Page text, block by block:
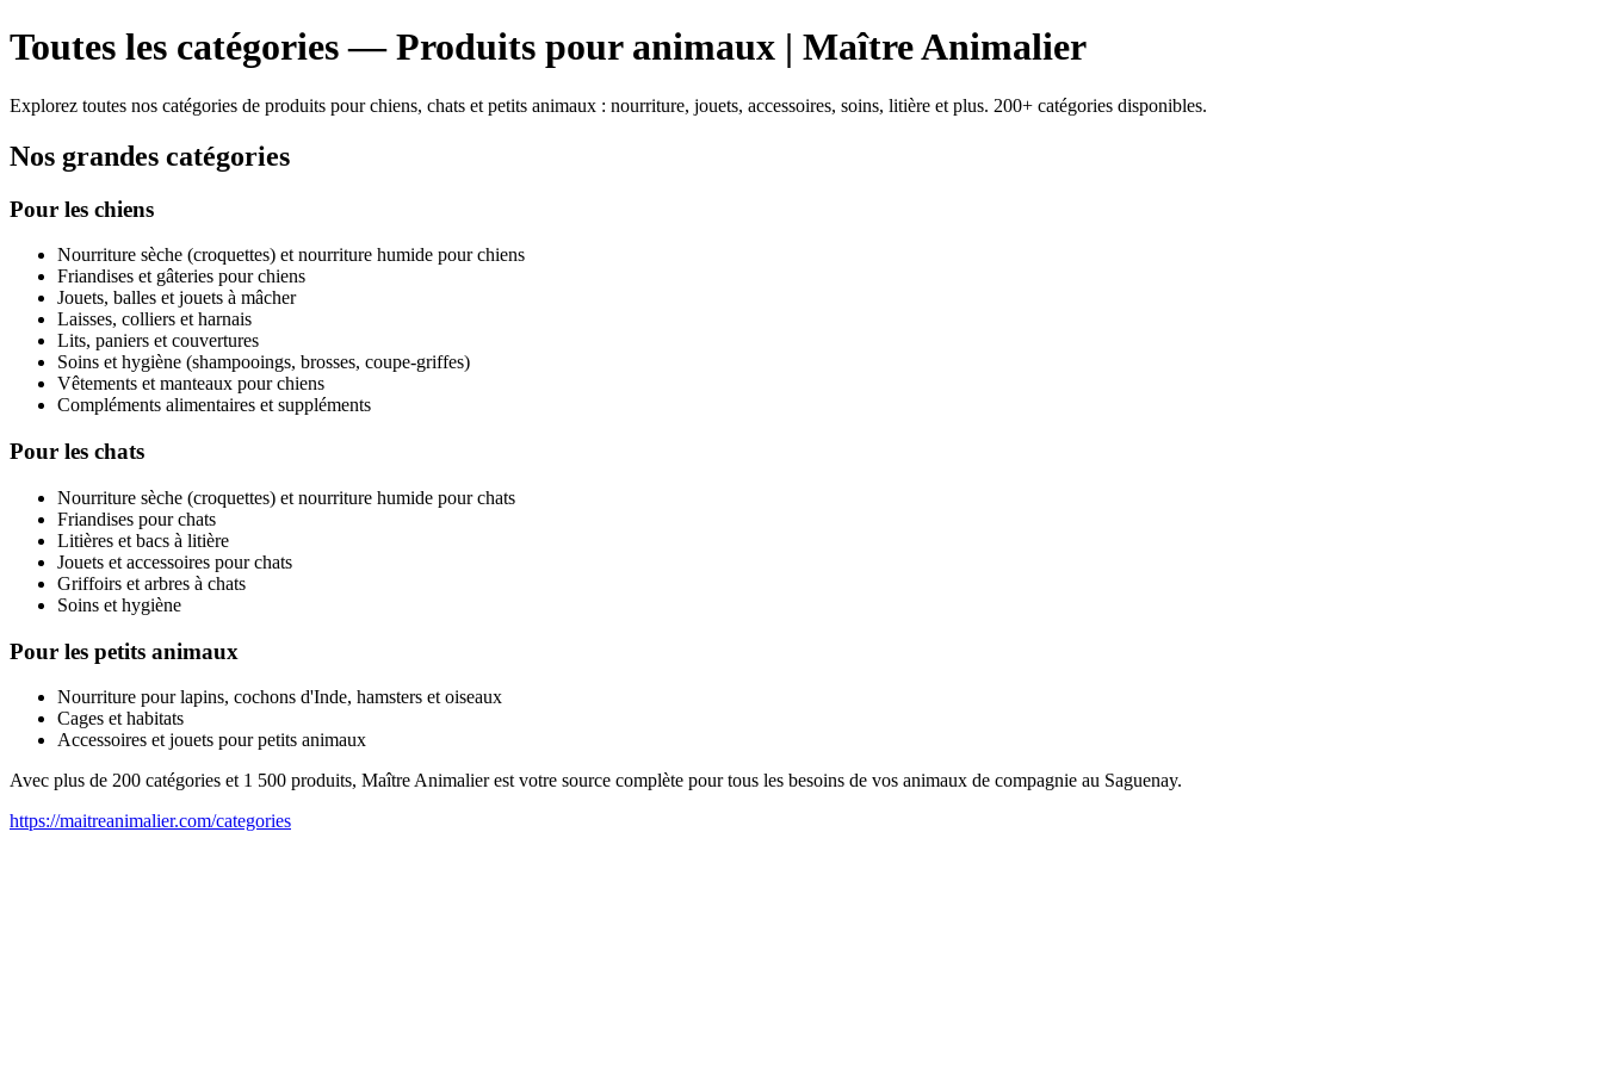
Toutes les catégories — Produits pour animaux | Maître Animalier
Explorez toutes nos catégories de produits pour chiens, chats et petits animaux : nourriture, jouets, accessoires, soins, litière et plus. 200+ catégories disponibles.
Nos grandes catégories
Pour les chiens
Nourriture sèche (croquettes) et nourriture humide pour chiens
Friandises et gâteries pour chiens
Jouets, balles et jouets à mâcher
Laisses, colliers et harnais
Lits, paniers et couvertures
Soins et hygiène (shampooings, brosses, coupe-griffes)
Vêtements et manteaux pour chiens
Compléments alimentaires et suppléments
Pour les chats
Nourriture sèche (croquettes) et nourriture humide pour chats
Friandises pour chats
Litières et bacs à litière
Jouets et accessoires pour chats
Griffoirs et arbres à chats
Soins et hygiène
Pour les petits animaux
Nourriture pour lapins, cochons d'Inde, hamsters et oiseaux
Cages et habitats
Accessoires et jouets pour petits animaux
Avec plus de 200 catégories et 1 500 produits, Maître Animalier est votre source complète pour tous les besoins de vos animaux de compagnie au Saguenay.
https://maitreanimalier.com/categories